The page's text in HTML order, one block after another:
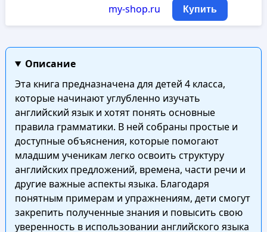
my-shop.ru Купить
Описание
Эта книга предназначена для детей 4 класса,
которые начинают углубленно изучать
английский язык и хотят понять основные
правила грамматики. В ней собраны простые и
доступные объяснения, которые помогают
младшим ученикам легко освоить структуру
английских предложений, времена, части речи и
другие важные аспекты языка. Благодаря
понятным примерам и упражнениям, дети смогут
закрепить полученные знания и повысить свою
уверенность в использовании английского языка